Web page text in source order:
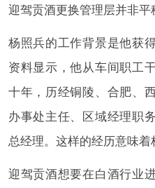
迎驾贡酒更换管理层并非平
杨照兵的工作背景是他获
资料显示，他从车间职工
十年，历经铜陵、合肥、
办事处主任、区域经理职
总经理。这样的经历意味着
迎驾贡酒想要在白酒行业